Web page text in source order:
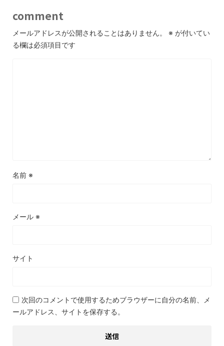
comment
メールアドレスが公開されることはありません。 ※ が付いてい
る欄は必須項目です
名前 ※
メール ※
サイト
次回のコメントで使用するためブラウザーに自分の名前、メ
ールアドレス、サイトを保存する。